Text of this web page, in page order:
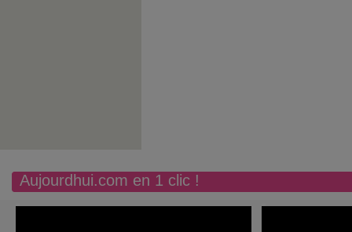
Aujourdhui.com en 1 clic !